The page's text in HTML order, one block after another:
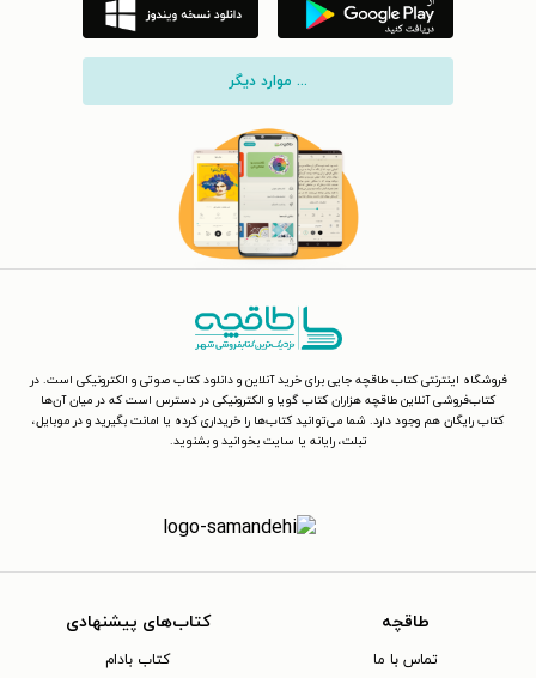
... موارد دیگر
فروشگاه اینترنتی کتاب طاقچه جایی برای خرید آنلاین و دانلود کتاب صوتی و الکترونیکی است. در
کتاب‌فروشی آنلاین طاقچه هزاران کتاب گویا و الکترونیکی در دسترس است که در میان آن‌ها
کتاب رایگان هم وجود دارد. شما می‌توانید کتاب‌ها را خریداری کرده یا امانت بگیرید و در موبایل،
تبلت، رایانه یا سایت بخوانید و بشنوید.
طاقچه
تماس با ما
کتاب‌های پیشنهادی
کتاب بادام